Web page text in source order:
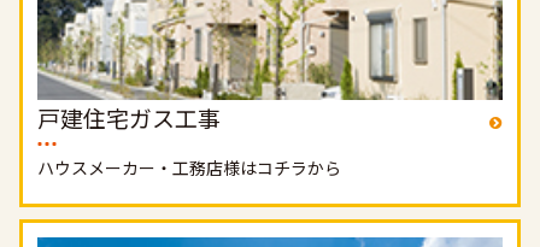
戸建住宅ガス工事
ハウスメーカー・工務店様はコチラから